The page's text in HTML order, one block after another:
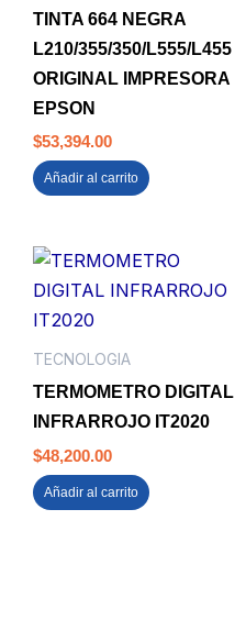
TINTA 664 NEGRA
L210/355/350/L555/L455
ORIGINAL IMPRESORA
EPSON
$53,394.00
Añadir al carrito
TECNOLOGIA
TERMOMETRO DIGITAL
INFRARROJO IT2020
$48,200.00
Añadir al carrito